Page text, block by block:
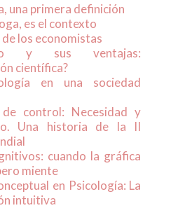
una primera definición
es el contexto
los economistas
y sus ventajas:
científica?
en una sociedad
de control: Necesidad y
Una historia de la II
cuando la gráfica
miente
en Psicología: La
intuitiva